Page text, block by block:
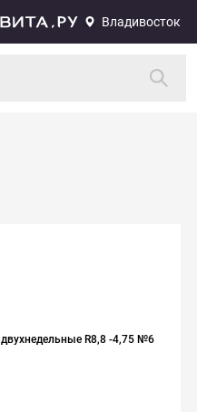
Владивосток
R8,8 -4,75 №6